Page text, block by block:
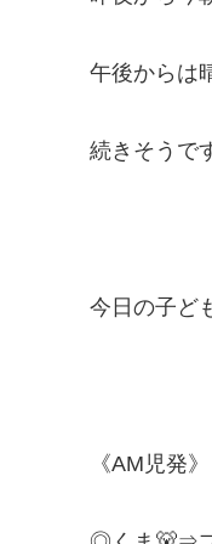
午後からは
続きそうで
今日の子ど
《AM児発》